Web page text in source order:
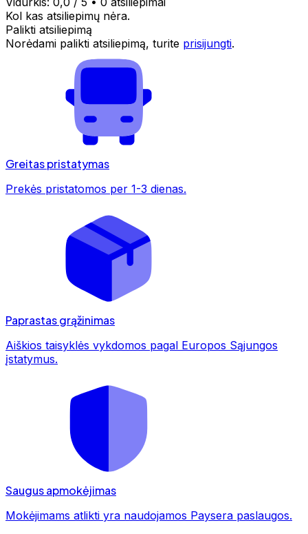
Kol kas atsiliepimų nėra.
Palikti atsiliepimą
Norėdami palikti atsiliepimą, turite prisijungti.
Greitas pristatymas
Prekės pristatomos per 1-3 dienas.
Paprastas grąžinimas
Aiškios taisyklės vykdomos pagal Europos Sąjungos
įstatymus.
Saugus apmokėjimas
Mokėjimams atlikti yra naudojamos Paysera paslaugos.